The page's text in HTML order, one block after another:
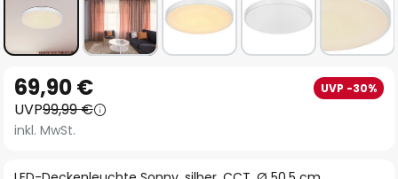
Anfang
der
Bildgalerie
69,90 € UVP -30%
UVP99,99 €
inkl. MwSt.